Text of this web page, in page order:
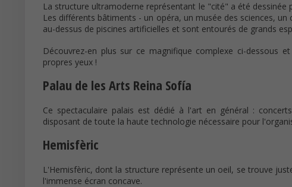
La structure ultramoderne représentant le "cité" a été
Les différents bâtiments - un opéra, un musée des sciences,
au-dessus de piscines artificielles et sont entourés de grands
Découvrez-en plus sur ce magnifique complexe ci-
propres yeux !
Palau de les Arts Reina Sofía
Ce spectaculaire palais est dédié à l'art en général :
disposant de toute la haute technologie nécessaire pour
Hemisfèric
L'Hemisfèric, dont la structure représente un oeil, se trouve
l'immense écran concave.